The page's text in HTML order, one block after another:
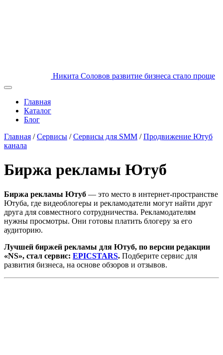
Никита Соловов развитие бизнеса стало проще
Главная
Каталог
Блог
Главная / Сервисы / Сервисы для SMM / Продвижение Ютуб
канала
Биржа рекламы Ютуб
Биржа рекламы Ютуб — это место в интернет-пространстве
Ютуба, где видеоблогеры и рекламодатели могут найти друг
друга для совместного сотрудничества. Рекламодателям
нужны просмотры. Они готовы платить блогеру за его
аудиторию.
Лучшей биржей рекламы для Ютуб, по версии редакции
«NS», стал сервис: EPICSTARS. Подберите сервис для
развития бизнеса, на основе обзоров и отзывов.